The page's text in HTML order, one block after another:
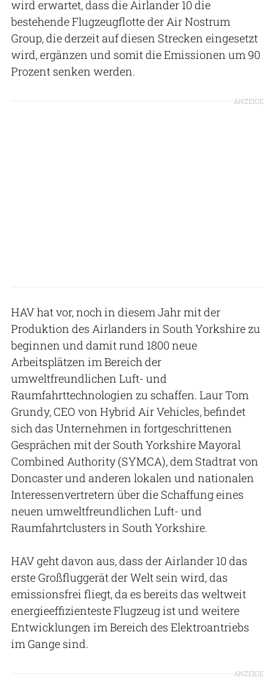
wird erwartet, dass die Airlander 10 die
bestehende Flugzeugflotte der Air Nostrum
Group, die derzeit auf diesen Strecken eingesetzt
wird, ergänzen und somit die Emissionen um 90
Prozent senken werden.
ANZEIGE
HAV hat vor, noch in diesem Jahr mit der
Produktion des Airlanders in South Yorkshire zu
beginnen und damit rund 1800 neue
Arbeitsplätzen im Bereich der
umweltfreundlichen Luft- und
Raumfahrttechnologien zu schaffen. Laur Tom
Grundy, CEO von Hybrid Air Vehicles, befindet
sich das Unternehmen in fortgeschrittenen
Gesprächen mit der South Yorkshire Mayoral
Combined Authority (SYMCA), dem Stadtrat von
Doncaster und anderen lokalen und nationalen
Interessenvertretern über die Schaffung eines
neuen umweltfreundlichen Luft- und
Raumfahrtclusters in South Yorkshire.
HAV geht davon aus, dass der Airlander 10 das
erste Großfluggerät der Welt sein wird, das
emissionsfrei fliegt, da es bereits das weltweit
energieeffizienteste Flugzeug ist und weitere
Entwicklungen im Bereich des Elektroantriebs
im Gange sind.
ANZEIGE